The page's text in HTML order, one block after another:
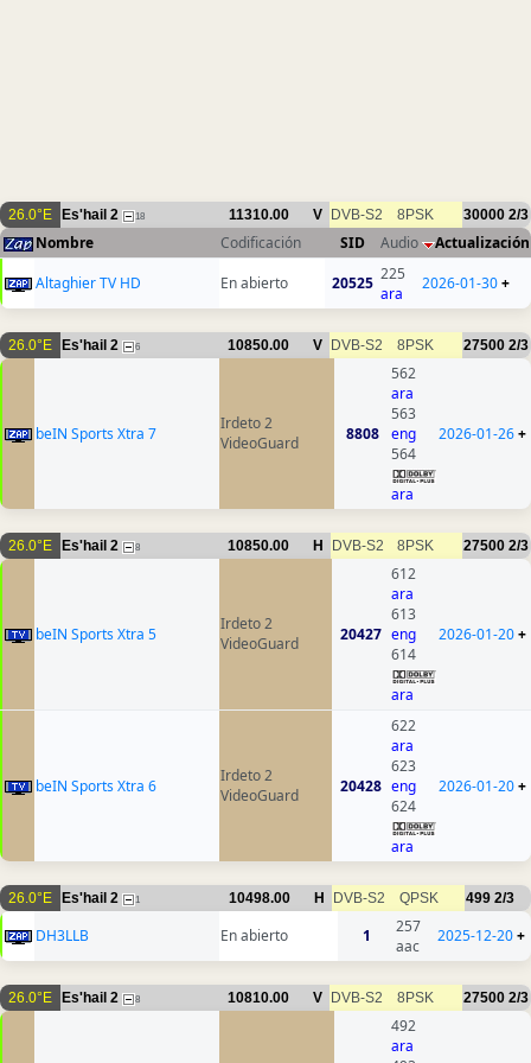
26.0°E Es'hail 2 18 11310.00 V DVB-S2 8PSK 30000 2/3
Nombre Codificación SID Audio
Actualización
Altaghier TV HD
En abierto 20525 225
ara
2026-01-30+
26.0°E Es'hail 2 6 10850.00 V DVB-S2 8PSK 27500 2/3
beIN Sports Xtra 7
Irdeto 2
VideoGuard
8808
562
ara
563
eng
564
ara
2026-01-26+
26.0°E Es'hail 2 8 10850.00 H DVB-S2 8PSK 27500 2/3
beIN Sports Xtra 5
Irdeto 2
VideoGuard
20427
612
ara
613
eng
614
ara
2026-01-20+
beIN Sports Xtra 6
Irdeto 2
VideoGuard
20428
622
ara
623
eng
624
ara
2026-01-20+
26.0°E Es'hail 2 1 10498.00 H DVB-S2 QPSK 499 2/3
DH3LLB En abierto 1
257
aac
2025-12-20+
26.0°E Es'hail 2 8 10810.00 V DVB-S2 8PSK 27500 2/3
492
ara